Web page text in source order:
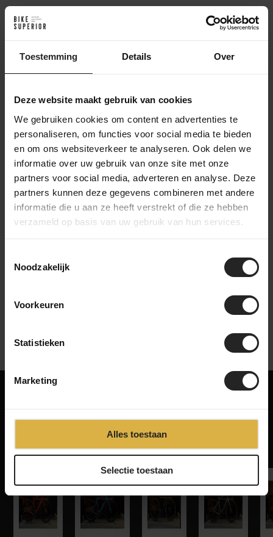
Toestemming Details Over
Deze website maakt gebruik van cookies
We gebruiken cookies om content en advertenties te
personaliseren, om functies voor social media te bieden
en om ons websiteverkeer te analyseren. Ook delen we
informatie over uw gebruik van onze site met onze
partners voor social media, adverteren en analyse. Deze
partners kunnen deze gegevens combineren met andere
informatie die u aan ze heeft verstrekt of die ze hebben
verzameld op basis van uw gebruik van hun services.
Noodzakelijk
Voorkeuren
Statistieken
Marketing
Alles toestaan
Selectie toestaan
Achter de schermen bij BikeSuperior
Het leveringsproces
Na je bestelling verzamelt ons magazijnteam alle benodigde
werkplaats wordt de fiets volledig opgebouwd en uitgebreid
getest. Daarna gaat de fiets naar het inpakstation in het
magazijn, waar hij zorgvuldig wordt ingepakt. Accessoires
worden toegevoegd aan de doos, waarna de fiets verzonden
wordt naar een bestemming in Nederland of wereldwijd. Zo
zorgen we ervoor dat je fiets veilig en compleet aankomt.
Gerelateerde producten